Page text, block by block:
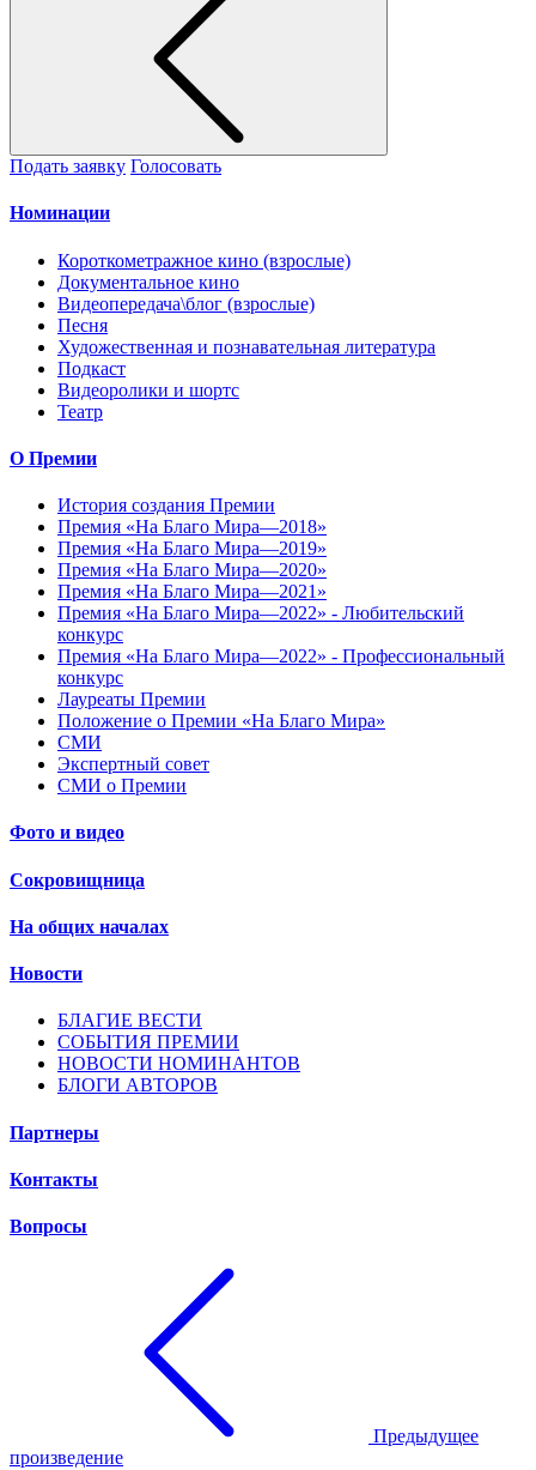
Подать заявку Голосовать
Номинации
Короткометражное кино (взрослые)
Документальное кино
Видеопередача\блог (взрослые)
Песня
Художественная и познавательная литература
Подкаст
Видеоролики и шортс
Театр
О Премии
История создания Премии
Премия «На Благо Мира—2018»
Премия «На Благо Мира—2019»
Премия «На Благо Мира—2020»
Премия «На Благо Мира—2021»
Премия «На Благо Мира—2022» - Любительский
конкурс
Премия «На Благо Мира—2022» - Профессиональный
конкурс
Лауреаты Премии
Положение о Премии «На Благо Мира»
СМИ
Экспертный совет
СМИ о Премии
Фото и видео
Сокровищница
На общих началах
Новости
БЛАГИЕ ВЕСТИ
СОБЫТИЯ ПРЕМИИ
НОВОСТИ НОМИНАНТОВ
БЛОГИ АВТОРОВ
Партнеры
Контакты
Вопросы
Предыдущее
произведение